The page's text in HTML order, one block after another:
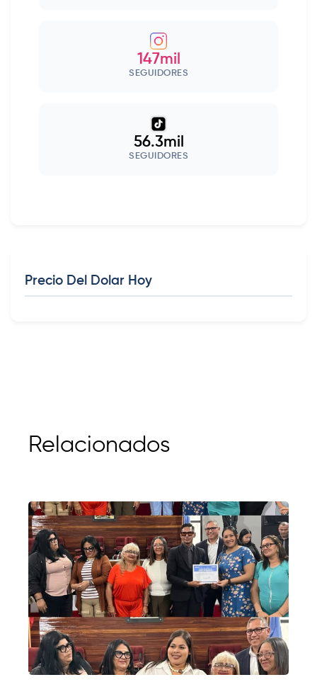
147mil
SEGUIDORES
56.3mil
SEGUIDORES
Precio Del Dolar Hoy
Relacionados